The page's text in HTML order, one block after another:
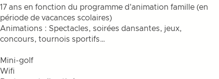
17 ans en fonction du programme d'animation famille (en
période de vacances scolaires)
Animations : Spectacles, soirées dansantes, jeux,
concours, tournois sportifs…
Mini-golf
Wifi